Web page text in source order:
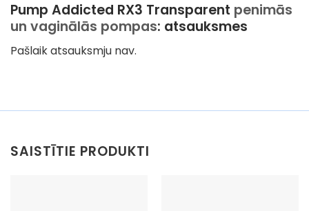
Pump Addicted RX3 Transparent penimās
un vaginālās pompas: atsauksmes
Pašlaik atsauksmju nav.
SAISTĪTIE PRODUKTI